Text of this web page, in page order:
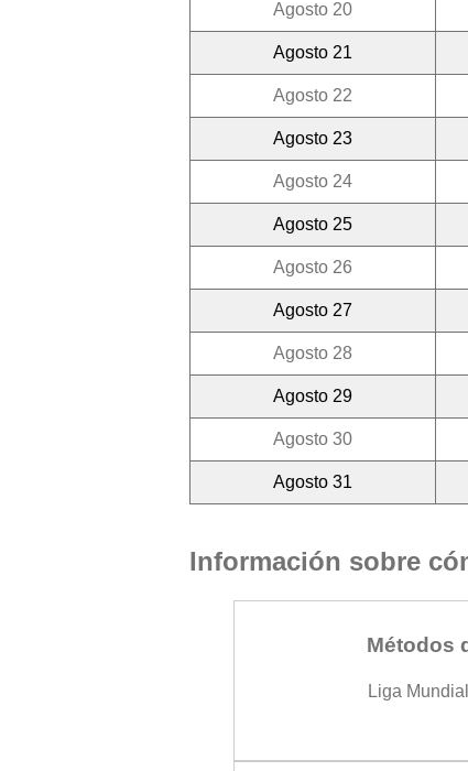
Agosto 20
Agosto 21
Agosto 22
Agosto 23
Agosto 24
Agosto 25
Agosto 26
Agosto 27
Agosto 28
Agosto 29
Agosto 30
Agosto 31
Información sobre
Métodos
Liga